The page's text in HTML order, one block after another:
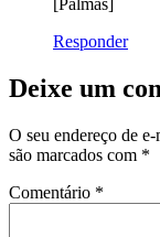
Responder
Deixe um
O seu endereço de
são marcados com *
Comentário *